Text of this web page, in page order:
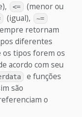
<=
(menor ou
(igual), ~=
retornam
diferentes
os tipos forem os
acordo com seu
e funções
são
o